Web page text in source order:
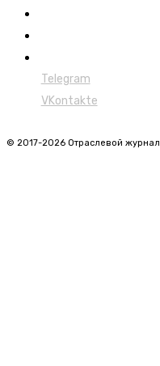
Telegram
VKontakte
© 2017-2026 Отраслевой